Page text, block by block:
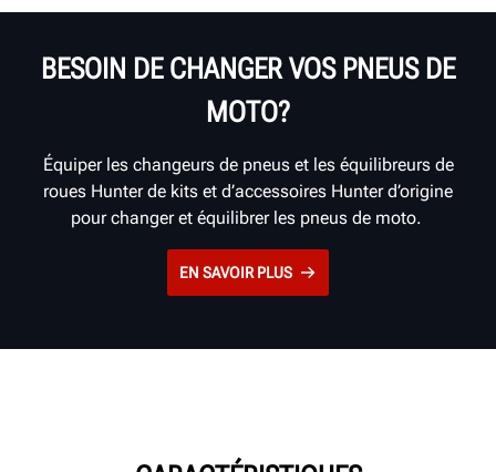
BESOIN DE CHANGER VOS PNEUS DE
MOTO?
Équiper les changeurs de pneus et les équilibreurs de
roues Hunter de kits et d’accessoires Hunter d’origine
pour changer et équilibrer les pneus de moto.
EN SAVOIR PLUS